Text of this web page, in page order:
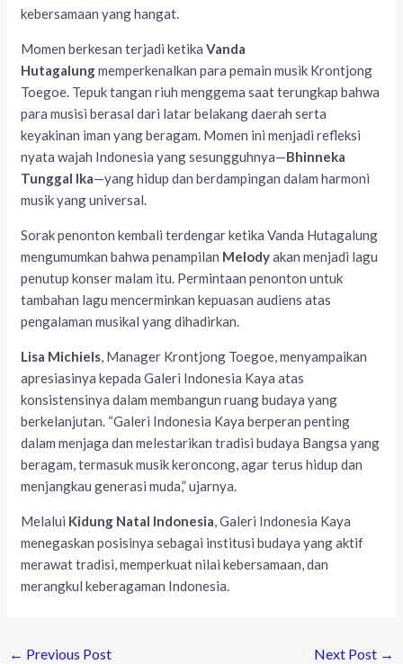
kebersamaan yang hangat.
Momen berkesan terjadi ketikaVanda
Hutagalungmemperkenalkan para pemain musik Krontjong
Toegoe. Tepuk tangan riuh menggema saat terungkap bahwa
para musisi berasal dari latar belakang daerah serta
keyakinan iman yang beragam. Momen ini menjadi refleksi
nyata wajah Indonesia yang sesungguhnya—Bhinneka
Tunggal Ika—yang hidup dan berdampingan dalam harmoni
musik yang universal.
Sorak penonton kembali terdengar ketika Vanda Hutagalung
mengumumkan bahwa penampilan Melodyakan menjadi lagu
penutup konser malam itu. Permintaan penonton untuk
tambahan lagu mencerminkan kepuasan audiens atas
pengalaman musikal yang dihadirkan.
Lisa Michiels, Manager Krontjong Toegoe, menyampaikan
apresiasinya kepada Galeri Indonesia Kaya atas
konsistensinya dalam membangun ruang budaya yang
berkelanjutan. “Galeri Indonesia Kaya berperan penting
dalam menjaga dan melestarikan tradisi budaya Bangsa yang
beragam, termasuk musik keroncong, agar terus hidup dan
menjangkau generasi muda,” ujarnya.
Melalui Kidung Natal Indonesia, Galeri Indonesia Kaya
menegaskan posisinya sebagai institusi budaya yang aktif
merawat tradisi, memperkuat nilai kebersamaan, dan
merangkul keberagaman Indonesia.
← Previous Post Next Post →